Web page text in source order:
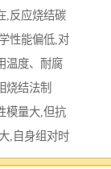
,反应烧结碳
性能偏低,对
温度、耐腐
烧结法制
模量大,但抗
,自身组对时
较短；此